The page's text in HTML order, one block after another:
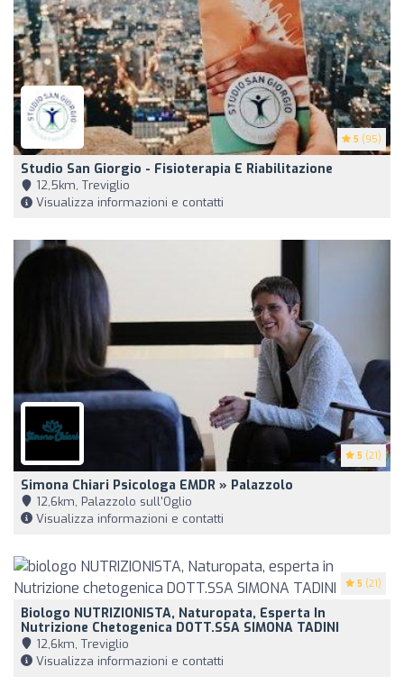
5 (95)
Studio San Giorgio - Fisioterapia E Riabilitazione
12,5km, Treviglio
Visualizza informazioni e contatti
5 (21)
Simona Chiari Psicologa EMDR » Palazzolo
12,6km, Palazzolo sull'Oglio
Visualizza informazioni e contatti
5 (21)
Biologo NUTRIZIONISTA, Naturopata, Esperta In
Nutrizione Chetogenica DOTT.SSA SIMONA TADINI
12,6km, Treviglio
Visualizza informazioni e contatti